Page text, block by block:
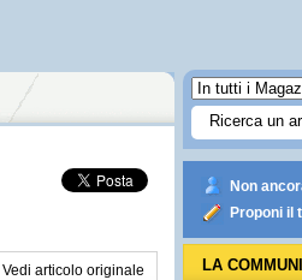
Vedi articolo originale
Non
Proponi il
LA